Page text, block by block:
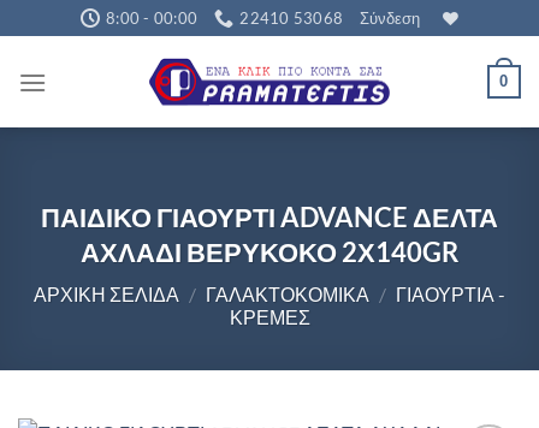
Μετάβαση
στο
περιεχόμενο
8:00 - 00:00 22410 53068 Σύνδεση
0
ΠΑΙΔΙΚΟ ΓΙΑΟΥΡΤΙ ADVANCE ΔΕΛΤΑ
ΑΧΛΑΔΙ ΒΕΡΥΚΟΚΟ 2Χ140GR
ΑΡΧΙΚΉ ΣΕΛΊΔΑ / ΓΑΛΑΚΤΟΚΟΜΙΚΆ / ΓΙΑΟΎΡΤΙΑ -
ΚΡΈΜΕΣ